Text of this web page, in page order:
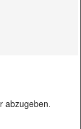
abzugeben.